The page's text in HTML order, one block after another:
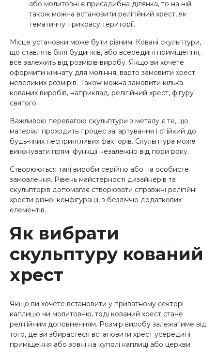
або молитовні є присадибна ділянка, то на ній
також можна встановити релігійний хрест, як
тематичну прикрасу території.
Місце установки може бути різним. Ковані скульптури,
що ставлять біля будинків, або всередині приміщення,
все залежить від розмірів виробу. Якщо ви хочете
оформити кімнату для моління, варто замовити хрест
невеликих розмірів. Також можна замовити кілька
кованих виробів, наприклад, релігійний хрест, фігуру
святого.
Важливою перевагою скульптури з металу є те, що
матеріал проходить процес загартування і стійкий до
будь-яких несприятливих факторів. Скульптура може
виконувати прямі функції незалежно від пори року.
Створюються такі вироби серійно або на особисте
замовлення. Рівень майстерності дизайнерів та
скульпторів допомагає створювати справжні релігійні
хрести різної конфігурації, з безліччю додаткових
елементів.
Як вибрати
скульптуру кований
хрест
Якщо ви хочете встановити у приватному секторі
каплицю чи молитовню, тоді кований хрест стане
релігійним доповненням. Розмір виробу залежатиме від
того, де ви збираєтеся встановити хрест усередині
приміщення або зовні на куполі каплиці або церкви.